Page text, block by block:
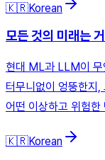
🇰🇷Korean
모든 것의 미래는
현대 ML과 LLM이 무
터무니없이 엉뚱한지
어떤 이상하고 위험한
🇰🇷Korean